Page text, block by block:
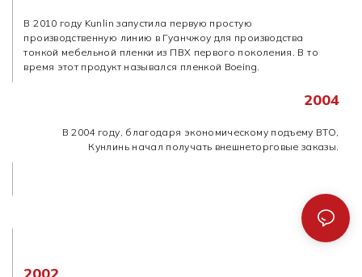
В 2010 году Kunlin запустила первую простую
производственную линию в Гуанчжоу для производства
тонкой мебельной пленки из ПВХ первого поколения. В то
время этот продукт назывался пленкой Boeing.
2004
В 2004 году, благодаря экономическому подъему ВТО,
Кунлинь начал получать внешнеторговые заказы.
2002